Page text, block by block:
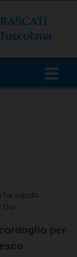
ha saputo
Dio
per